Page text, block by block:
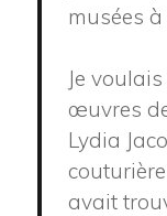
musées
Je
œuvres
Lydia
avait